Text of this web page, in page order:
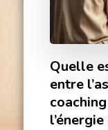
Quelle
entre